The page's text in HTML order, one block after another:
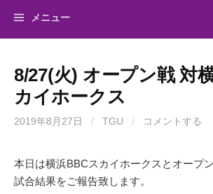
キ
メニュー
8/27(火) オープン戦 対
カイホークス
2019年8月27日 / TGU / コメントする
本日は横浜BBCスカイホークスとオープ
試合結果をご報告致します。